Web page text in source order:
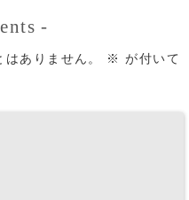
-
ありません。 ※ が付いて